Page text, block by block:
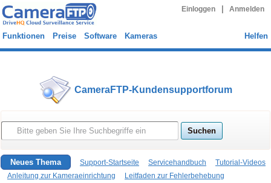
Einloggen Anmelden
Funktionen Preise Software Kameras Helfen
CameraFTP-Kundensupportforum
Neues Thema Support-Startseite Servicehandbuch
Tutorial-Videos
Anleitung zur Kameraeinrichtung
Leitfaden zur Fehlerbehebung